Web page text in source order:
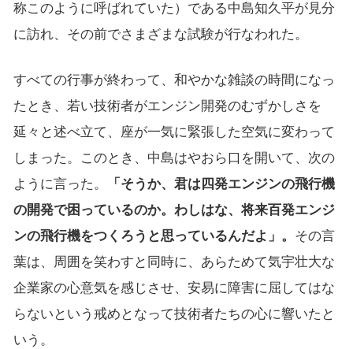
称このように呼ばれていた）である中島知久平が見分
に訪れ、その前でさまざまな試験が行なわれた。
すべての行事が終わって、和やかな雑談の時間になっ
たとき、若い技術者がエンジン開発のむずかしさを
延々と述べ立て、座が一気に緊張した空気に変わって
しまった。このとき、中島はやおら口を開いて、次の
ように言った。
「そうか、君は四発エンジンの飛行機
の開発で困っているのか。わしはな、将来百発エンジ
ンの飛行機をつくろうと思っているんだよ」。 その言
葉は、周囲を笑わすと同時に、あらためて気宇壮大な
企業家の心意気を感じさせ、安易に障害に屈してはな
らないという戒めとなって技術者たちの心に響いたと
いう。